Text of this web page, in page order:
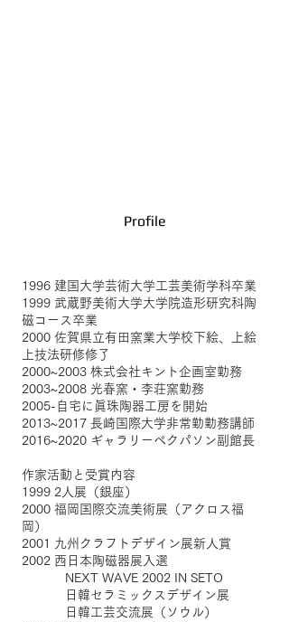
Profile
1996 建国大学芸術大学工芸美術学科卒業
1999 武蔵野美術大学大学院造形研究科陶
磁コース卒業
2000 佐賀県立有田窯業大学校下絵、上絵
上技法研修修了
2000~2003 株式会社キント企画室勤務
2003~2008 光春窯・李荘窯勤務
2005-自宅に眞珠陶器工房を開始
2013~2017 長崎国際大学非常勤勤務講師
2016~2020 ギャラリーペクパソン副館長
作家活動と受賞内容
1999 2人展（銀座）
2000 福岡国際交流美術展（アクロス福
岡）
2001 九州クラフトデザイン展新人賞
2002 西日本陶磁器展入選
NEXT WAVE 2002 IN SETO
日韓セラミックスデザイン展
日韓工芸交流展（ソウル）